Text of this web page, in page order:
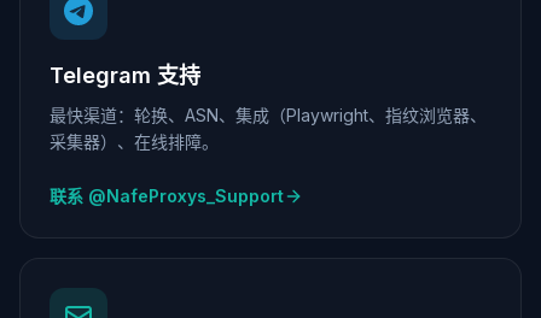
Telegram 支持
最快渠道：轮换、ASN、集成（Playwright、指纹浏览器、
采集器）、在线排障。
联系 @NafeProxys_Support